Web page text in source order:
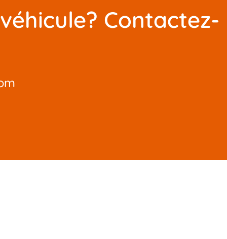
Contactez-